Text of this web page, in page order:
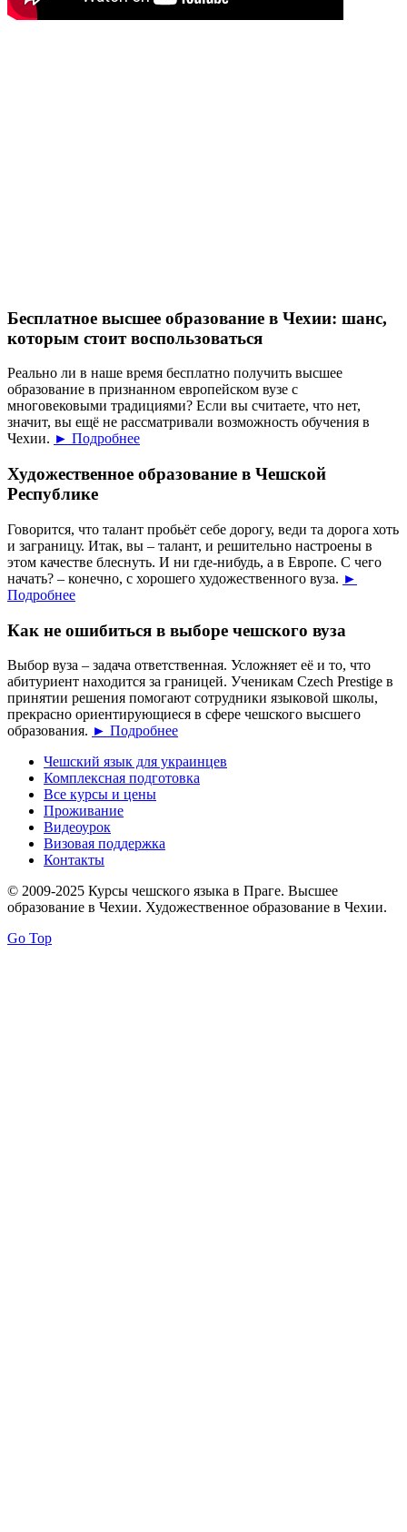
Бесплатное высшее образование в Чехии: шанс,
которым стоит воспользоваться
Реально ли в наше время бесплатно получить высшее
образование в признанном европейском вузе с
многовековыми традициями? Если вы считаете, что нет,
значит, вы ещё не рассматривали возможность обучения в
Чехии. ► Подробнее
Художественное образование в Чешской
Республике
Говорится, что талант пробьёт себе дорогу, веди та дорога хоть
и заграницу. Итак, вы – талант, и решительно настроены в
этом качестве блеснуть. И ни где-нибудь, а в Европе. С чего
начать? – конечно, с хорошего художественного вуза. ►
Подробнее
Как не ошибиться в выборе чешского вуза
Выбор вуза – задача ответственная. Усложняет её и то, что
абитуриент находится за границей. Ученикам Czech Prestige в
принятии решения помогают сотрудники языковой школы,
прекрасно ориентирующиеся в сфере чешского высшего
образования. ► Подробнее
Чешский язык для украинцев
Комплексная подготовка
Все курсы и цены
Проживание
Видеоурок
Визовая поддержка
Контакты
© 2009-2025 Курсы чешского языка в Праге. Высшее
образование в Чехии. Художественное образование в Чехии.
Go Top